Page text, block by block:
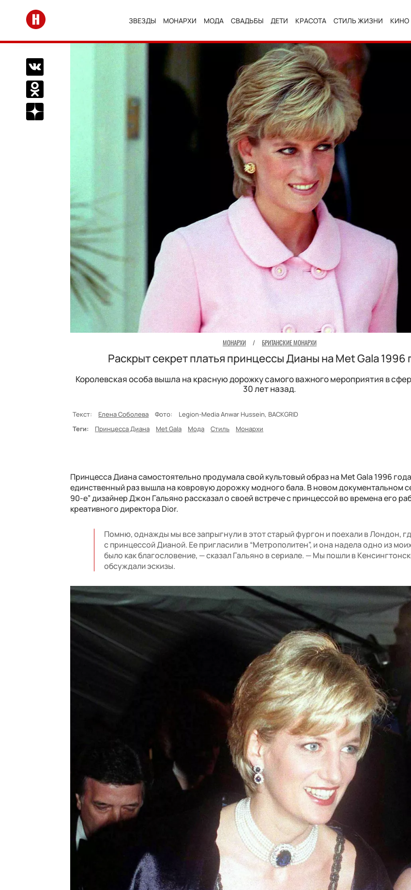
Перейти на главную
ЗВЕЗДЫ МОНАРХИ МОДА СВАДЬБЫ ДЕТИ КРАСОТА СТИЛЬ ЖИЗНИ КИНО
Поделиться Вконтакте
Поделиться в Одноклассниках
Подписаться на нас в Дзен
МОНАРХИ / БРИТАНСКИЕ МОНАРХИ
Раскрыт секрет платья принцессы Дианы на Met Gala 1996
Королевская особа вышла на красную дорожку самого важного мероприятия в
30 лет назад.
Текст: Елена Соболева Фото: Legion-Media Anwar Hussein, BACKGRID
Теги:
Принцесса Диана Met Gala Мода Стиль Монархи
Принцесса Диана самостоятельно продумала свой культовый образ на Met Gala 1996
единственный раз вышла на ковровую дорожку модного бала. В новом документальном
90-е” дизайнер Джон Гальяно рассказал о своей встрече с принцессой во времена его
креативного директора Dior.
Помню, однажды мы все запрыгнули в этот старый фургон и поехали в Лондон,
с принцессой Дианой. Ее пригласили в “Метрополитен”, и она надела одно из
было как благословение, — сказал Гальяно в сериале. — Мы пошли в
обсуждали эскизы.